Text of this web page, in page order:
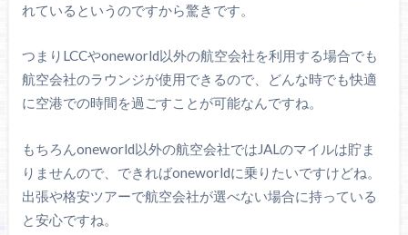
れているというのですから驚きです。
つまりLCCやoneworld以外の航空会社を利用する場合でも
航空会社のラウンジが使用できるので、どんな時でも快適
に空港での時間を過ごすことが可能なんですね。
もちろんoneworld以外の航空会社ではJALのマイルは貯ま
りませんので、できればoneworldに乗りたいですけどね。
出張や格安ツアーで航空会社が選べない場合に持っている
と安心ですね。